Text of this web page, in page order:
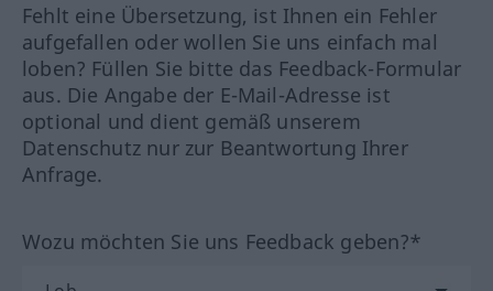
Fehlt eine Übersetzung, ist Ihnen ein Fehler
aufgefallen oder wollen Sie uns einfach mal
loben? Füllen Sie bitte das Feedback-Formular
aus. Die Angabe der E-Mail-Adresse ist
optional und dient gemäß unserem
Datenschutz nur zur Beantwortung Ihrer
Anfrage.
Wozu möchten Sie uns Feedback geben?*